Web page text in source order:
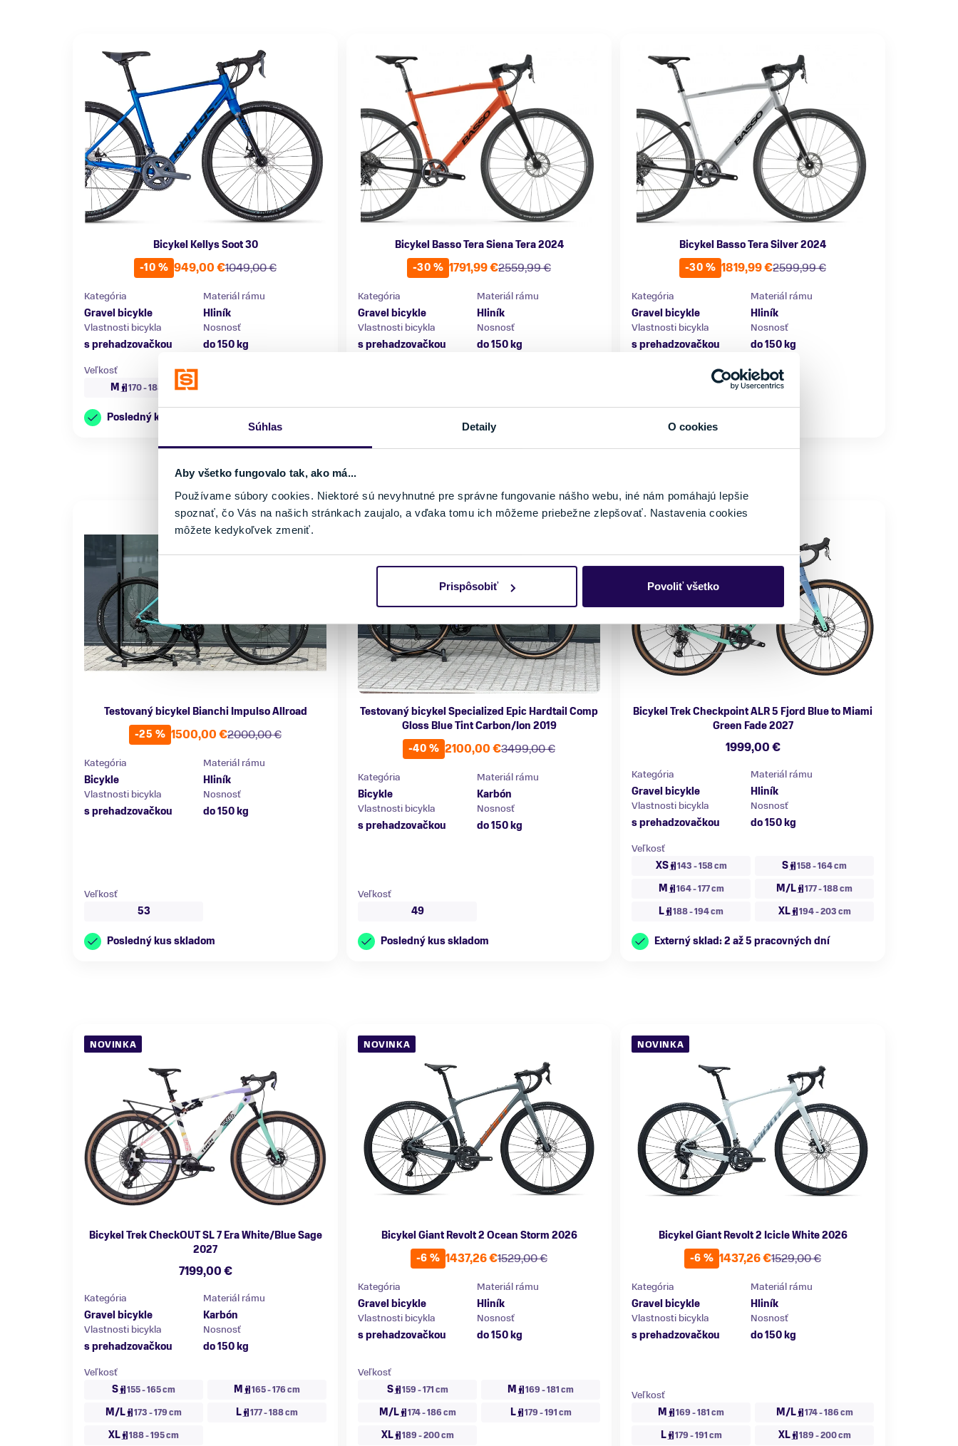
Súhlas Detaily O cookies
Aby všetko fungovalo tak, ako má...
Používame súbory cookies. Niektoré sú nevyhnutné pre správne fungovanie nášho webu, iné nám pomáhajú lepšie
spoznať, čo Vás na našich stránkach zaujalo, a vďaka tomu ich môžeme priebežne zlepšovať. Nastavenia cookies
môžete kedykoľvek zmeniť.
Prispôsobiť Povoliť všetko
Bicykel Kellys Soot 30
-10 %
1049,00 €
949,00 €
Kategória
Gravel bicykle
Materiál rámu
Hliník
Vlastnosti bicykla
s prehadzovačkou
Nosnosť
do 150 kg
Veľkosť
M
170 - 185 cm
Posledný kus skladom
Bicykel Basso Tera Siena Tera 2024
-30 %
2559,99 €
1791,99 €
Kategória
Gravel bicykle
Materiál rámu
Hliník
Vlastnosti bicykla
s prehadzovačkou
Nosnosť
do 150 kg
Bicykel Basso Tera Silver 2024
-30 %
2599,99 €
1819,99 €
Kategória
Gravel bicykle
Materiál rámu
Hliník
Vlastnosti bicykla
s prehadzovačkou
Nosnosť
do 150 kg
Testovaný bicykel Bianchi Impulso Allroad
-25 %
2000,00 €
1500,00 €
Kategória
Bicykle
Materiál rámu
Hliník
Vlastnosti bicykla
s prehadzovačkou
Nosnosť
do 150 kg
Veľkosť
53
Posledný kus skladom
Testovaný bicykel Specialized Epic Hardtail Comp
Gloss Blue Tint Carbon/Ion 2019
-40 %
3499,00 €
2100,00 €
Kategória
Bicykle
Materiál rámu
Karbón
Vlastnosti bicykla
s prehadzovačkou
Nosnosť
do 150 kg
Veľkosť
49
Posledný kus skladom
NOVINKA
Bicykel Trek Checkpoint ALR 5 Fjord Blue to Miami
Green Fade 2027
1999,00 €
Kategória
Gravel bicykle
Materiál rámu
Hliník
Vlastnosti bicykla
s prehadzovačkou
Nosnosť
do 150 kg
Veľkosť
XS
143 - 158 cm S 158 - 164 cm
M 164 - 177 cm M/L 177 - 188 cm
L 188 - 194 cm XL 194 - 203 cm
Externý sklad: 2 až 5 pracovných dní
NOVINKA
Bicykel Trek CheckOUT SL 7 Era White/Blue Sage
2027
7199,00 €
Kategória
Gravel bicykle
Materiál rámu
Karbón
Vlastnosti bicykla
s prehadzovačkou
Nosnosť
do 150 kg
Veľkosť
S
155 - 165 cm M 165 - 176 cm
M/L 173 - 179 cm L 177 - 188 cm
XL 188 - 195 cm
NOVINKA
Bicykel Giant Revolt 2 Ocean Storm 2026
-6 %
1529,00 €
1437,26 €
Kategória
Gravel bicykle
Materiál rámu
Hliník
Vlastnosti bicykla
s prehadzovačkou
Nosnosť
do 150 kg
Veľkosť
S
159 - 171 cm M 169 - 181 cm
M/L 174 - 186 cm L 179 - 191 cm
XL 189 - 200 cm
NOVINKA
Bicykel Giant Revolt 2 Icicle White 2026
-6 %
1529,00 €
1437,26 €
Kategória
Gravel bicykle
Materiál rámu
Hliník
Vlastnosti bicykla
s prehadzovačkou
Nosnosť
do 150 kg
Veľkosť
M
169 - 181 cm M/L 174 - 186 cm
L 179 - 191 cm XL 189 - 200 cm